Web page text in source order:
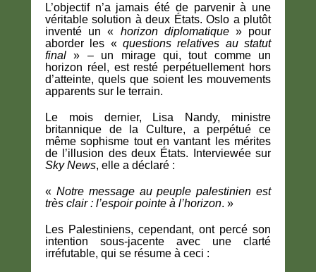
L’objectif n’a jamais été de parvenir à une
véritable solution à deux États. Oslo a plutôt
inventé un « horizon diplomatique» pour
aborder les « questions relatives au statut
final » – un mirage qui, tout comme un
horizon réel, est resté perpétuellement hors
d’atteinte, quels que soient les mouvements
apparents sur le terrain.
Le mois dernier, Lisa Nandy, ministre
britannique de la Culture, a perpétué ce
même sophisme tout en vantant les mérites
de l’illusion des deux États. Interviewée sur
Sky News, elle a déclaré :
« Notre message au peuple palestinien est
très clair : l’espoir pointe à l’horizon. »
Les Palestiniens, cependant, ont percé son
intention sous-jacente avec une clarté
irréfutable, qui se résume à ceci :